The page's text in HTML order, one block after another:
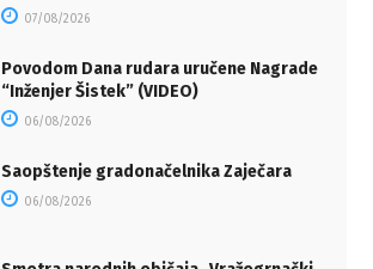
07/08/2026
Povodom Dana rudara uručene Nagrade
“Inženjer Šistek” (VIDEO)
06/08/2026
Saopštenje gradonačelnika Zaječara
06/08/2026